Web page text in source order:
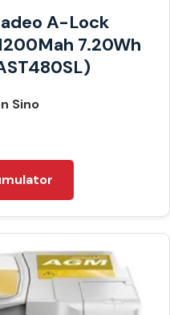
A-Lock
7.20Wh
Sino